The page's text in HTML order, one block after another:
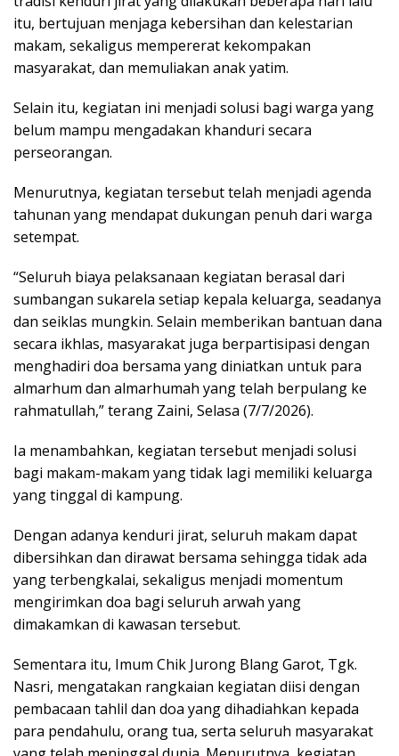
itu, bertujuan menjaga kebersihan dan kelestarian
makam, sekaligus mempererat kekompakan
masyarakat, dan memuliakan anak yatim.
Selain itu, kegiatan ini menjadi solusi bagi warga yang
belum mampu mengadakan khanduri secara
perseorangan.
Menurutnya, kegiatan tersebut telah menjadi agenda
tahunan yang mendapat dukungan penuh dari warga
setempat.
“Seluruh biaya pelaksanaan kegiatan berasal dari
sumbangan sukarela setiap kepala keluarga, seadanya
dan seiklas mungkin. Selain memberikan bantuan dana
secara ikhlas, masyarakat juga berpartisipasi dengan
menghadiri doa bersama yang diniatkan untuk para
almarhum dan almarhumah yang telah berpulang ke
rahmatullah,” terang Zaini, Selasa (7/7/2026).
Ia menambahkan, kegiatan tersebut menjadi solusi
bagi makam-makam yang tidak lagi memiliki keluarga
yang tinggal di kampung.
Dengan adanya kenduri jirat, seluruh makam dapat
dibersihkan dan dirawat bersama sehingga tidak ada
yang terbengkalai, sekaligus menjadi momentum
mengirimkan doa bagi seluruh arwah yang
dimakamkan di kawasan tersebut.
Sementara itu, Imum Chik Jurong Blang Garot, Tgk.
Nasri, mengatakan rangkaian kegiatan diisi dengan
pembacaan tahlil dan doa yang dihadiahkan kepada
para pendahulu, orang tua, serta seluruh masyarakat